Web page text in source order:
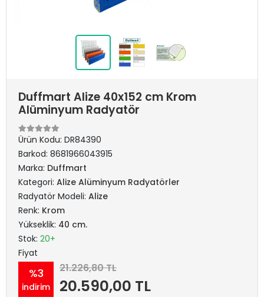
Duffmart Alize 40x152 cm Krom
Alüminyum Radyatör
Ürün Kodu: DR84390
Barkod: 8681966043915
Marka: Duffmart
Kategori: Alize Alüminyum Radyatörler
Radyatör Modeli: Alize
Renk: Krom
Yükseklik: 40 cm.
Stok: 20+
Fiyat
%3
indirim
21.226,80 TL
20.590,00 TL